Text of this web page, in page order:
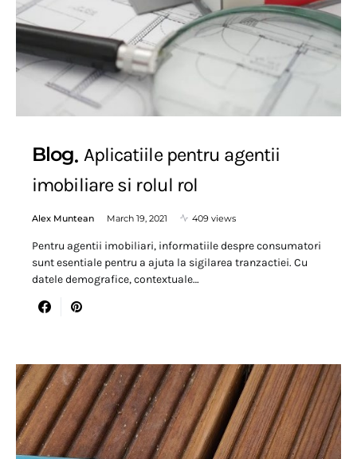
Blog Aplicatiile pentru agentii
imobiliare si rolul rol
Alex Muntean March 19, 2021 409 views
Pentru agentii imobiliari, informatiile despre consumatori
sunt esentiale pentru a ajuta la sigilarea tranzactiei. Cu
datele demografice, contextuale…